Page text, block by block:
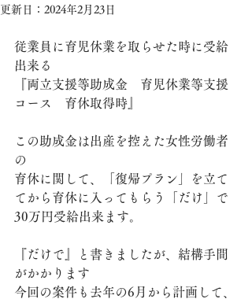
更新日： 2024年2月23日
従業員に育児休業を取らせた時に受給
出来る
『両立支援等助成金　育児休業等支援
コース　育休取得時』
この助成金は出産を控えた女性労働者
の
育休に関して、「復帰プラン」を立て
てから育休に入ってもらう「だけ」で
30万円受給出来ます。
『だけで』と書きましたが、結構手間
がかかります
今回の案件も去年の6月から計画して、